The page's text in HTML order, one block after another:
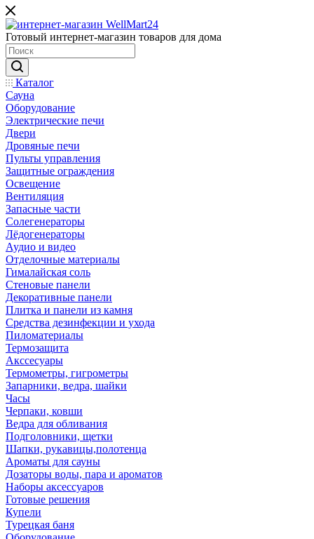
Готовый интернет-магазин товаров для дома
Каталог
Сауна
Оборудование
Электрические печи
Двери
Дровяные печи
Пульты управления
Защитные ограждения
Освещение
Вентиляция
Запасные части
Солегенераторы
Лёдогенераторы
Аудио и видео
Отделочные материалы
Гималайская соль
Стеновые панели
Декоративные панели
Плитка и панели из камня
Средства дезинфекции и ухода
Пиломатериалы
Термозащита
Аксcесуары
Термометры, гигрометры
Запарники, ведра, шайки
Часы
Черпаки, ковши
Ведра для обливания
Подголовники, щетки
Шапки, рукавицы,полотенца
Ароматы для сауны
Дозаторы воды, пара и ароматов
Наборы аксессуаров
Готовые решения
Купели
Турецкая баня